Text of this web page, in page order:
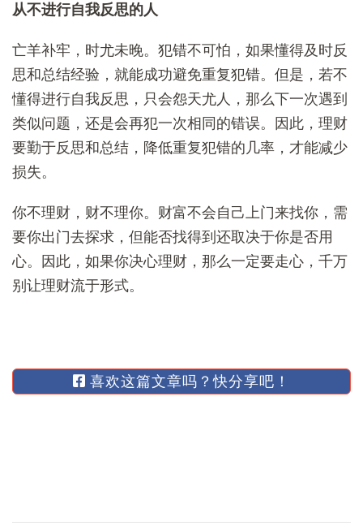
从不进行自我反思的人
亡羊补牢，时尤未晚。犯错不可怕，如果懂得及时反
思和总结经验，就能成功避免重复犯错。但是，若不
懂得进行自我反思，只会怨天尤人，那么下一次遇到
类似问题，还是会再犯一次相同的错误。因此，理财
要勤于反思和总结，降低重复犯错的几率，才能减少
损失。
你不理财，财不理你。财富不会自己上门来找你，需
要你出门去探求，但能否找得到还取决于你是否用
心。因此，如果你决心理财，那么一定要走心，千万
别让理财流于形式。
喜欢这篇文章吗？快分享吧！